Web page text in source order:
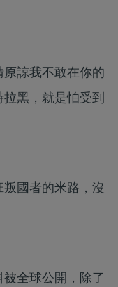
諒我不敢在你的
黑，就是怕受到
國者的米路，沒
全球公開，除了